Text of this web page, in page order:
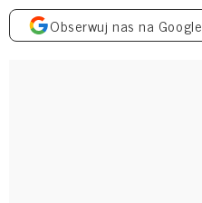
Obserwuj nas na Google